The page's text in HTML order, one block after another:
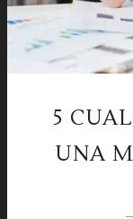
5
UNA